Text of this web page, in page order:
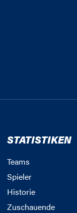
STATISTIKEN
Teams
Spieler
Historie
Zuschauende